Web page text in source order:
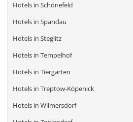
Hotels in Schönefeld
Hotels in Spandau
Hotels in Steglitz
Hotels in Tempelhof
Hotels in Tiergarten
Hotels in Treptow-Köpenick
Hotels in Wilmersdorf